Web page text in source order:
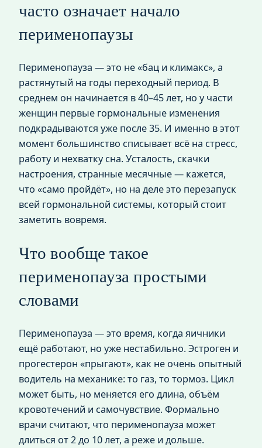
часто означает начало
перименопаузы
Перименопауза — это не «бац и климакс», а
растянутый на годы переходный период. В
среднем он начинается в 40–45 лет, но у части
женщин первые гормональные изменения
подкрадываются уже после 35. И именно в этот
момент большинство списывает всё на стресс,
работу и нехватку сна. Усталость, скачки
настроения, странные месячные — кажется,
что «само пройдёт», но на деле это перезапуск
всей гормональной системы, который стоит
заметить вовремя.
Что вообще такое
перименопауза простыми
словами
Перименопауза — это время, когда яичники
ещё работают, но уже нестабильно. Эстроген и
прогестерон «прыгают», как не очень опытный
водитель на механике: то газ, то тормоз. Цикл
может быть, но меняется его длина, объём
кровотечений и самочувствие. Формально
врачи считают, что перименопауза может
длиться от 2 до 10 лет, а реже и дольше.